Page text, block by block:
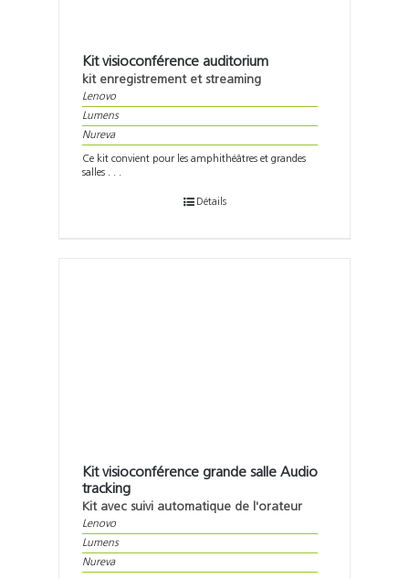
Kit visioconférence auditorium
kit enregistrement et streaming
Lenovo
Lumens
Nureva
Ce kit convient pour les amphithéâtres et grandes
salles . . .
Détails
Kit visioconférence grande salle Audio
tracking
Kit avec suivi automatique de l'orateur
Lenovo
Lumens
Nureva